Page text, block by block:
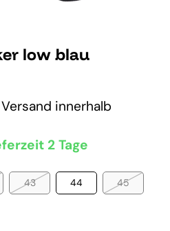
low blau
innerhalb
2 Tage
43 44 45